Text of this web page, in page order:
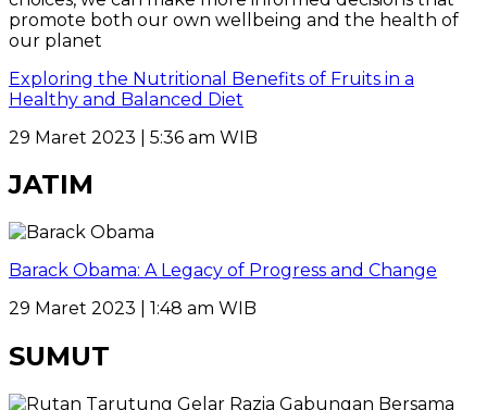
Exploring the Nutritional Benefits of Fruits in a
Healthy and Balanced Diet
29 Maret 2023 | 5:36 am WIB
JATIM
Barack Obama: A Legacy of Progress and Change
29 Maret 2023 | 1:48 am WIB
SUMUT